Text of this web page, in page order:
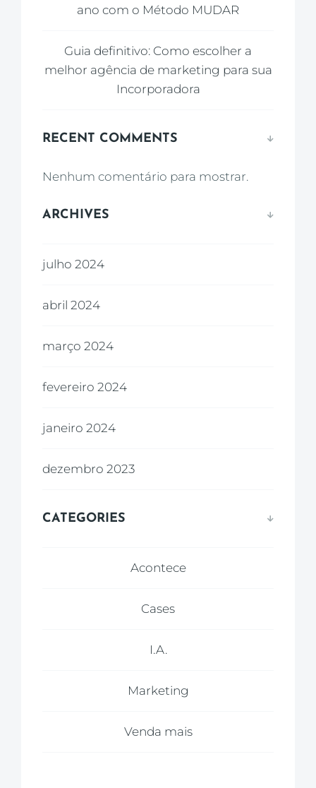
ano com o Método MUDAR
Guia definitivo: Como escolher a
melhor agência de marketing para sua
Incorporadora
RECENT COMMENTS
Nenhum comentário para mostrar.
ARCHIVES
julho 2024
abril 2024
março 2024
fevereiro 2024
janeiro 2024
dezembro 2023
CATEGORIES
Acontece
Cases
I.A.
Marketing
Venda mais